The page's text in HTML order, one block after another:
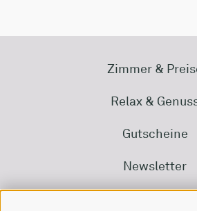
Zimmer &
Relax &
Gutscheine
Newsletter